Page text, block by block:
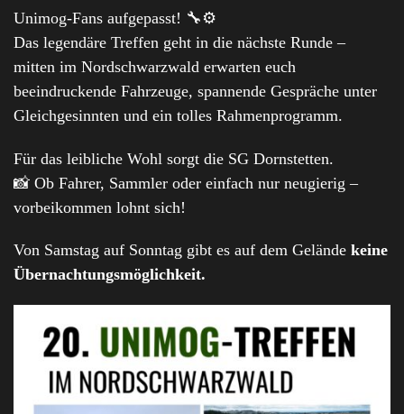
Unimog-Fans aufgepasst! 🔧⚙️
Das legendäre Treffen geht in die nächste Runde –
mitten im Nordschwarzwald erwarten euch
beeindruckende Fahrzeuge, spannende Gespräche unter
Gleichgesinnten und ein tolles Rahmenprogramm.
Für das leibliche Wohl sorgt die SG Dornstetten.
📸 Ob Fahrer, Sammler oder einfach nur neugierig –
vorbeikommen lohnt sich!
Von Samstag auf Sonntag gibt es auf dem Gelände keine
Übernachtungsmöglichkeit.